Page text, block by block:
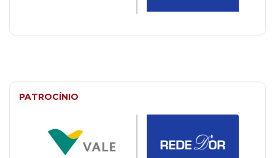
PATROCÍNIO